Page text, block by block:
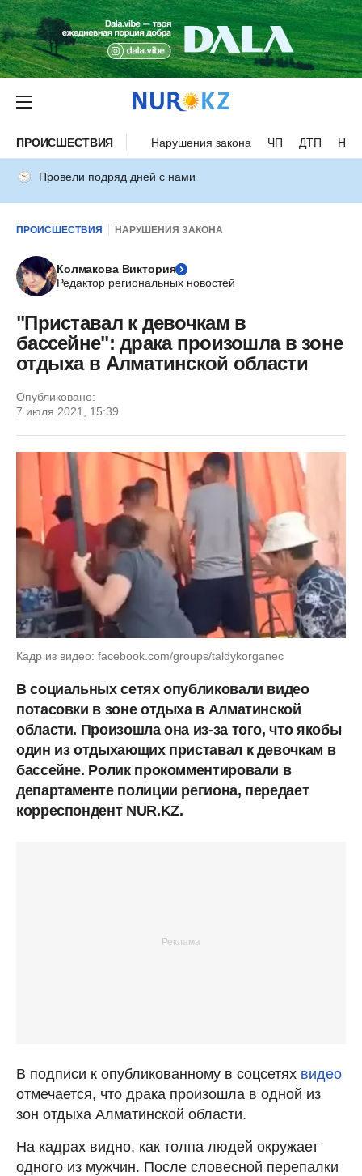
ПРОИСШЕСТВИЯ Нарушения закона ЧП ДТП
Провели подряд дней с нами
ПРОИСШЕСТВИЯ НАРУШЕНИЯ ЗАКОНА
Колмакова Виктория
Редактор региональных новостей
"Приставал к девочкам в
бассейне": драка произошла в зоне
отдыха в Алматинской области
Опубликовано:
7 июля 2021, 15:39
Кадр из видео: facebook.com/groups/taldykorganec
В социальных сетях опубликовали видео
потасовки в зоне отдыха в Алматинской
области. Произошла она из-за того, что якобы
один из отдыхающих приставал к девочкам в
бассейне. Ролик прокомментировали в
департаменте полиции региона, передает
корреспондент NUR.KZ.
В подписи к опубликованному в соцсетях видео
отмечается, что драка произошла в одной из
зон отдыха Алматинской области.
На кадрах видно, как толпа людей окружает
одного из мужчин. После словесной перепалки